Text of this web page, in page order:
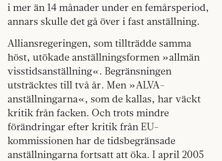
i mer än 14 månader under en femårsperiod,
annars skulle det gå över i fast anställning.
Alliansregeringen, som tillträdde samma
höst, utökade anställningsformen »allmän
visstidsanställning«. Begränsningen
utsträcktes till två år. Men »ALVA-
anställningarna«, som de kallas, har väckt
kritik från facken. Och trots mindre
förändringar efter kritik från EU-
kommissionen har de tidsbegränsade
anställningarna fortsatt att öka. I april 2005